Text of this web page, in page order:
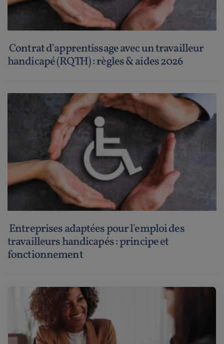
Contrat d'apprentissage avec un travailleur
handicapé (RQTH) : règles & aides 2026
Entreprises adaptées pour l'emploi des
travailleurs handicapés : principe et
fonctionnement